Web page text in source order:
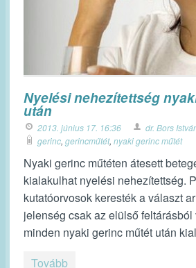
Nyelési nehezítettség
után
2013. június 17. 16:36 dr. Bors
gerinc, gerincműtét, nyaki gerinc műtét
Nyaki gerinc műtéten átesett
kialakulhat nyelési nehezítettség.
kutatóorvosok keresték a választ
jelenség csak az elülső feltárásból
minden nyaki gerinc műtét után
Tovább